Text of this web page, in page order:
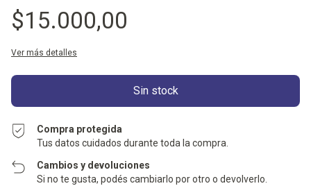
$15.000,00
Ver más detalles
Compra protegida
Tus datos cuidados durante toda la compra.
Cambios y devoluciones
Si no te gusta, podés cambiarlo por otro o devolverlo.